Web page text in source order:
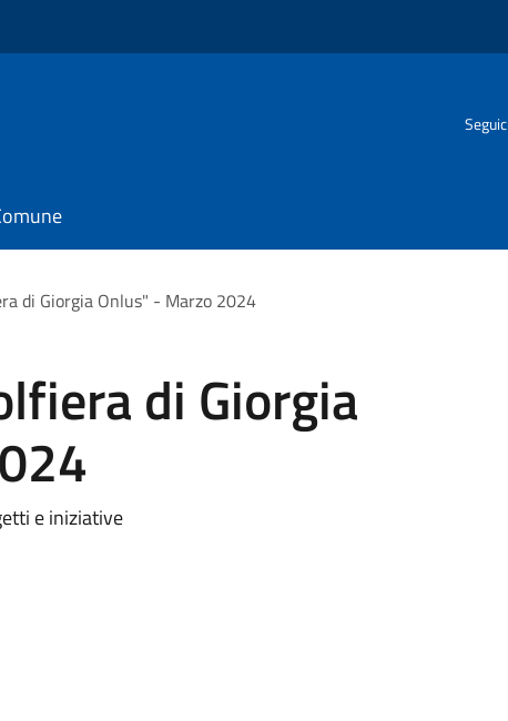
di Giorgia Onlus" - Marzo 2024
di Giorgia
e iniziative